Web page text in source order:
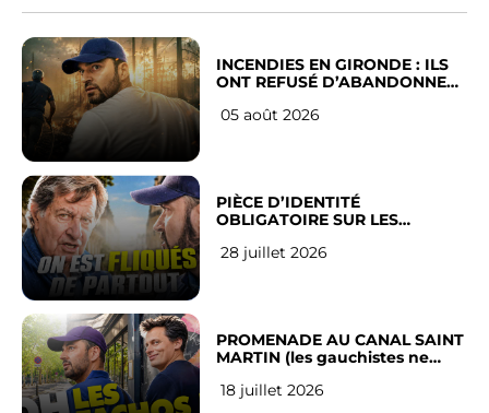
INCENDIES EN GIRONDE : ILS
ONT REFUSÉ D’ABANDONNER
05 août 2026
PIÈCE D’IDENTITÉ
OBLIGATOIRE SUR LES
Français
28 juillet 2026
PROMENADE AU CANAL SAINT
MARTIN (les gauchistes ne
18 juillet 2026